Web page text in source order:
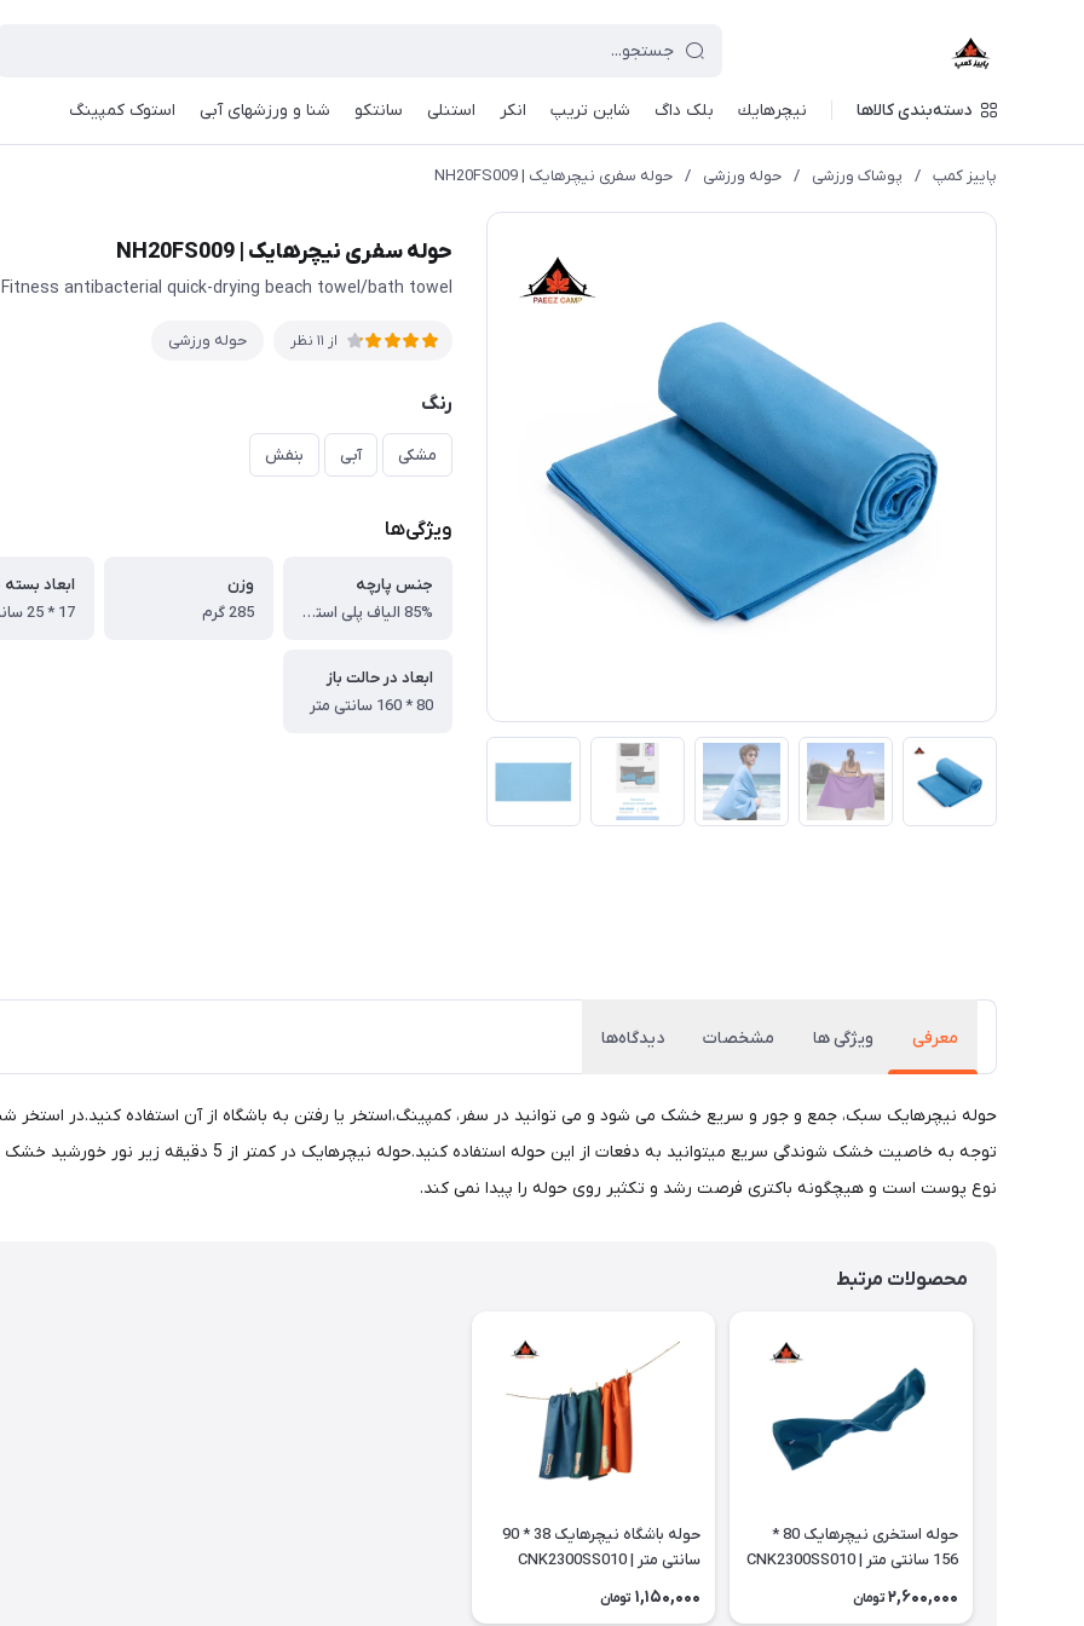
دسته‌بندی کالاها نيچرهايك بلک داگ شاین تریپ انکر استنلی سانتکو شنا و ورزشهای آبی استوک کمپینگ
پاییز کمپ / پوشاک ورزشی / حوله ورزشی / حوله سفری نیچرهایک | NH20FS009
حوله سفری نیچرهایک | NH20FS009
Fitness antibacterial quick-drying beach towel/bath towel
از 11 نظر حوله ورزشی
رنگ
مشکی آبی بنفش
ویژگی‌ها
جنس پارچه
85% الیاف پلی استر + 15% اسپاندکس
وزن
285 گرم
ابعاد
17 * 25 سانتی متر
ابعاد در حالت باز
80 * 160 سانتی متر
معرفی ویژگی ها مشخصات دیدگاه‌ها
حوله نیچرهایک سبک، جمع و جور و سریع خشک می شود و می توانید در سفر، کمپینگ،استخر یا رفتن به باشگاه از آن استفاده کنید.در استخر
توجه به خاصیت خشک شوندگی سریع میتوانید به دفعات از این
نوع پوست است و هیچگونه باکتری فرصت رشد و تکثیر روی حوله را پیدا نمی کند.
محصولات مرتبط
حوله استخری نیچرهایک 80 *
156 سانتی متر | CNK2300SS010
2,600,000 تومان
حوله باشگاه نیچرهایک 38 * 90
سانتی متر | CNK2300SS010
1,150,000 تومان